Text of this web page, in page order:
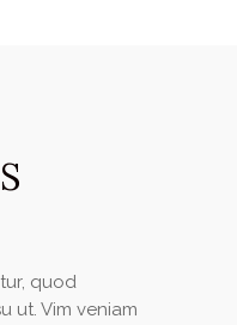
quod
ut. Vim veniam